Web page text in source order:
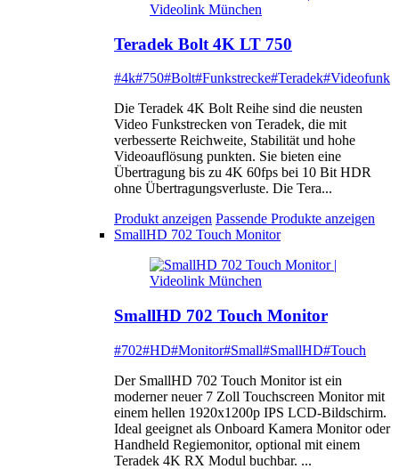
Teradek Bolt 4K LT 750
#4k#750#Bolt#Funkstrecke#Teradek#Videofunk
Die Teradek 4K Bolt Reihe sind die neusten
Video Funkstrecken von Teradek, die mit
verbesserte Reichweite, Stabilität und hohe
Videoauflösung punkten. Sie bieten eine
Übertragung bis zu 4K 60fps bei 10 Bit HDR
ohne Übertragungsverluste. Die Tera...
Produkt anzeigen Passende Produkte anzeigen
SmallHD 702 Touch Monitor
SmallHD 702 Touch Monitor
#702#HD#Monitor#Small#SmallHD#Touch
Der SmallHD 702 Touch Monitor ist ein
moderner neuer 7 Zoll Touchscreen Monitor mit
einem hellen 1920x1200p IPS LCD-Bildschirm.
Ideal geeignet als Onboard Kamera Monitor oder
Handheld Regiemonitor, optional mit einem
Teradek 4K RX Modul buchbar. ...